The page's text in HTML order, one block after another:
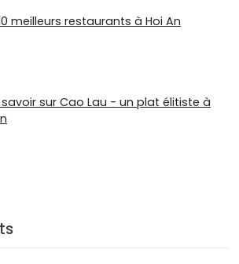
meilleurs restaurants à Hoi An
sur Cao Lau - un plat élitiste à